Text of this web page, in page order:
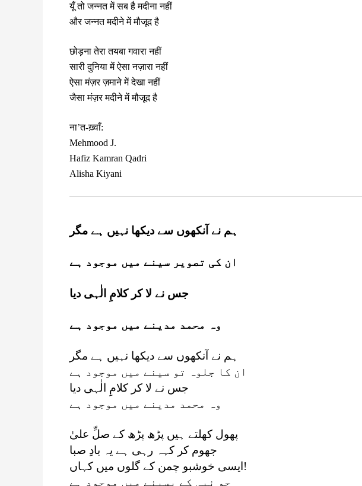
यूँ तो जन्नत में सब है मदीना नहीं
और जन्नत मदीने में मौजूद है
छोड़ना तेरा तयबा गवारा नहीं
सारी दुनिया में ऐसा नज़ारा नहीं
ऐसा मंज़र ज़माने में देखा नहीं
जैसा मंज़र मदीने में मौजूद है
ना’त-ख़्वाँ:
Mehmood J.
Hafiz Kamran Qadri
Alisha Kiyani
ہم نے آنکھوں سے دیکھا نہیں ہے مگر
ان کی تصویر سینے میں موجود ہے
جس نے لا کر کلامِ الٰہی دیا
وہ محمد مدینے میں موجود ہے
ہم نے آنکھوں سے دیکھا نہیں ہے مگر
ان کا جلوہ تو سینے میں موجود ہے
جس نے لا کر کلامِ الٰہی دیا
وہ محمد مدینے میں موجود ہے
پھول کھلتے ہیں پڑھ پڑھ کے صلِّ علیٰ
جھوم کر کہہ رہی ہے یہ بادِ صبا
ایسی خوشبو چمن کے گلوں میں کہاں!
جو نبی کے پسینے میں موجود ہے